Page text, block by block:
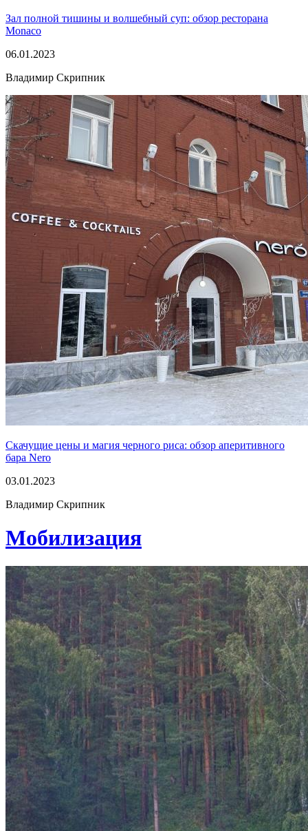
Зал полной тишины и волшебный суп: обзор ресторана
Monaco
06.01.2023
Владимир Скрипник
Скачущие цены и магия черного риса: обзор аперитивного
бара Nero
03.01.2023
Владимир Скрипник
Мобилизация